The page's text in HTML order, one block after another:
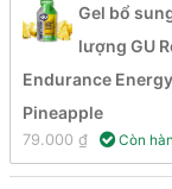
Gel bổ
lượng GU
Endurance
Pineapple
79.000 ₫ Còn